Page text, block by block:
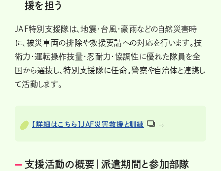
援を担う
JAF特別支援隊は、地震・台風・豪雨などの自然災害時
に、被災車両の排除や救援要請への対応を行います。技
術力・運転操作技量・忍耐力・協調性に優れた隊員を全
国から選抜し、特別支援隊に任命。警察や自治体と連携し
て活動します。
【詳細はこちら】JAF災害救援と訓練
支援活動の概要｜派遣期間と参加部隊